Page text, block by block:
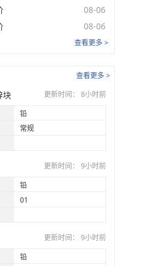
08-06
08-06
查看更多 >
查看更多 >
块 更新时间： 8小时前
铅
常规
更新时间： 9小时前
铅
01
更新时间： 9小时前
铅